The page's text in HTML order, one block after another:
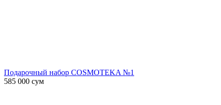
Подарочный набор COSMOTEKA №1
585 000 сум